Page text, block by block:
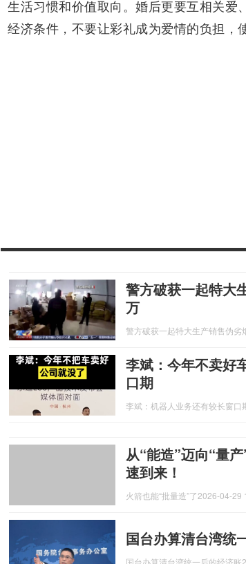
生活习惯和价值取向。婚后更要互相关爱
经济条件，不要让彩礼成为爱情的负担，
警方破获一起特大
万
警方破获一起特大生产销售伪劣
李斌：今年不卖好
口期
李斌：机器人业务还有较长窗口
从“能造”迈向“量
速到来！
火箭也能“批量造”了2026-04-29
国台办算清台湾统
国台办算清台湾统一后的经济账